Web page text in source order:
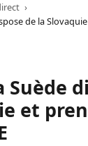
de la
Suède
et